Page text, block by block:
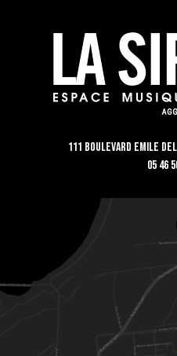
111 Boulevard Emile
05 46